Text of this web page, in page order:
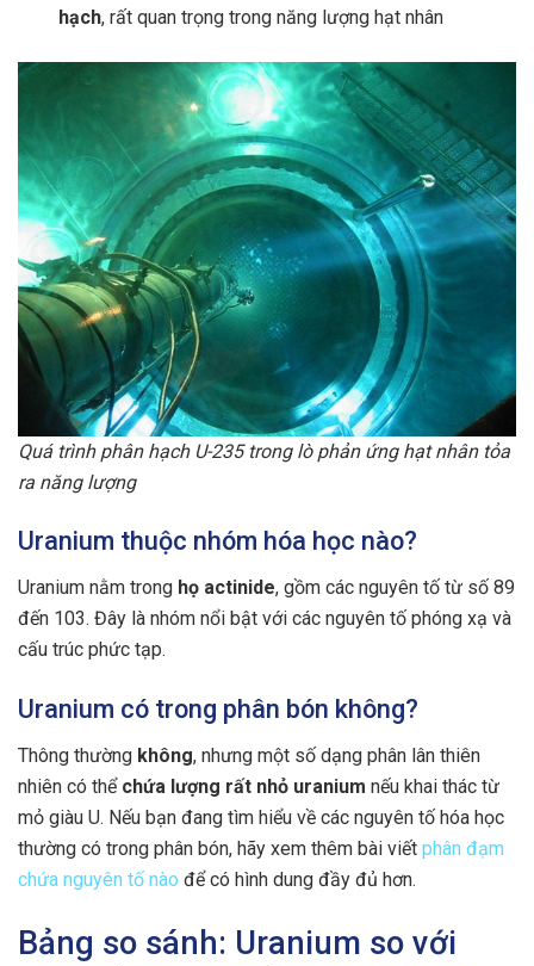
hạch, rất quan trọng trong năng lượng hạt nhân
Quá trình phân hạch U-235 trong lò phản ứng hạt nhân tỏa
ra năng lượng
Uranium thuộc nhóm hóa học nào?
Uranium nằm trong họ actinide, gồm các nguyên tố từ số 89
đến 103. Đây là nhóm nổi bật với các nguyên tố phóng xạ và
cấu trúc phức tạp.
Uranium có trong phân bón không?
Thông thường không, nhưng một số dạng phân lân thiên
nhiên có thể chứa lượng rất nhỏ uranium nếu khai thác từ
mỏ giàu U. Nếu bạn đang tìm hiểu về các nguyên tố hóa học
thường có trong phân bón, hãy xem thêm bài viết phân đạm
chứa nguyên tố nào để có hình dung đầy đủ hơn.
Bảng so sánh: Uranium so với